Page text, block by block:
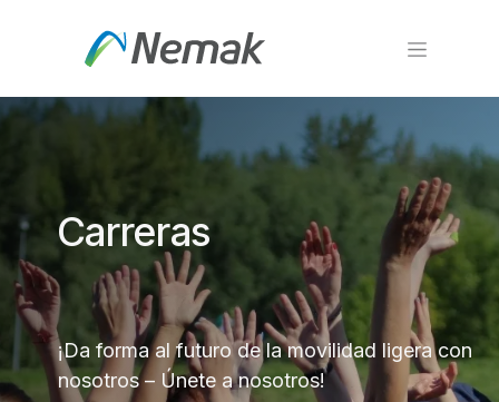
Carreras
¡Da forma al futuro de la movilidad ligera con
nosotros – Únete a nosotros!